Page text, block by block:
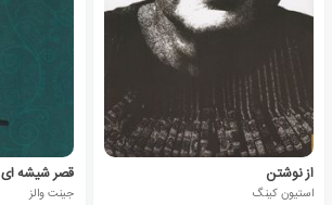
از نوشتن
استیون کینگ
قصر شیشه ای
جینت والز